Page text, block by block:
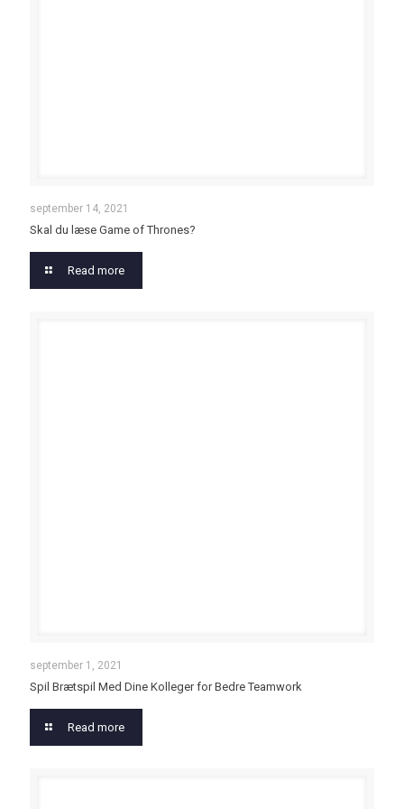
september 14, 2021
Skal du læse Game of Thrones?
Read more
september 1, 2021
Spil Brætspil Med Dine Kolleger for Bedre Teamwork
Read more